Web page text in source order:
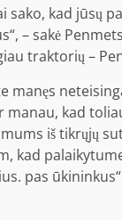
sako, kad jūsų
– sakė
traktorių –
manęs
kad
iš tikrųjų
kad
pas